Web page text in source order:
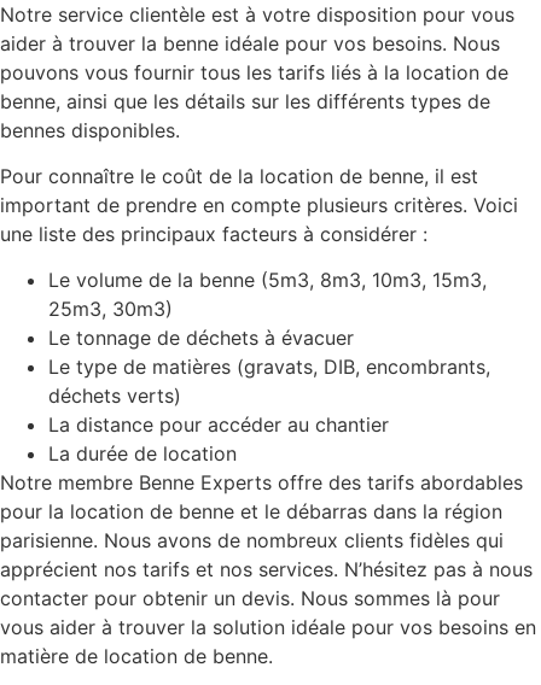
Notre service clientèle est à votre disposition pour vous
aider à trouver la benne idéale pour vos besoins. Nous
pouvons vous fournir tous les tarifs liés à la location de
benne, ainsi que les détails sur les différents types de
bennes disponibles.
Pour connaître le coût de la location de benne, il est
important de prendre en compte plusieurs critères. Voici
une liste des principaux facteurs à considérer :
Le volume de la benne (5m3, 8m3, 10m3, 15m3,
25m3, 30m3)
Le tonnage de déchets à évacuer
Le type de matières (gravats, DIB, encombrants,
déchets verts)
La distance pour accéder au chantier
La durée de location
Notre membre Benne Experts offre des tarifs abordables
pour la location de benne et le débarras dans la région
parisienne. Nous avons de nombreux clients fidèles qui
apprécient nos tarifs et nos services. N’hésitez pas à nous
contacter pour obtenir un devis. Nous sommes là pour
vous aider à trouver la solution idéale pour vos besoins en
matière de location de benne.